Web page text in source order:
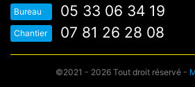
Bureau 05 33 06 34 19
Chantier 07 81 26 28 08
©2021 - 2026 Tout droit réservé -